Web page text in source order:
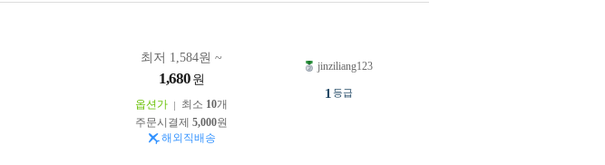
최저 1,584원 ~
1,680 원
옵션가 최소 10개
주문시결제 5,000원
해외직배송
jinziliang123
1 등급